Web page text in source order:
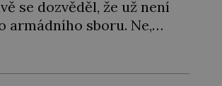
se dozvěděl, že už není
armádního sboru. Ne,